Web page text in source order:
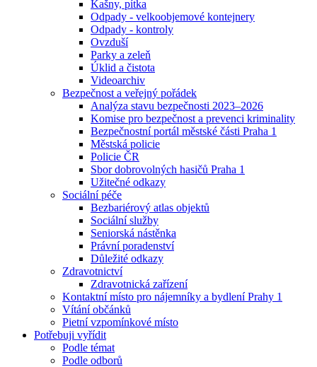
Kašny, pítka
Odpady - velkoobjemové kontejnery
Odpady - kontroly
Ovzduší
Parky a zeleň
Úklid a čistota
Videoarchiv
Bezpečnost a veřejný pořádek
Analýza stavu bezpečnosti 2023–2026
Komise pro bezpečnost a prevenci kriminality
Bezpečnostní portál městské části Praha 1
Městská policie
Policie ČR
Sbor dobrovolných hasičů Praha 1
Užitečné odkazy
Sociální péče
Bezbariérový atlas objektů
Sociální služby
Seniorská nástěnka
Právní poradenství
Důležité odkazy
Zdravotnictví
Zdravotnická zařízení
Kontaktní místo pro nájemníky a bydlení Prahy 1
Vítání občánků
Pietní vzpomínkové místo
Potřebuji vyřídit
Podle témat
Podle odborů